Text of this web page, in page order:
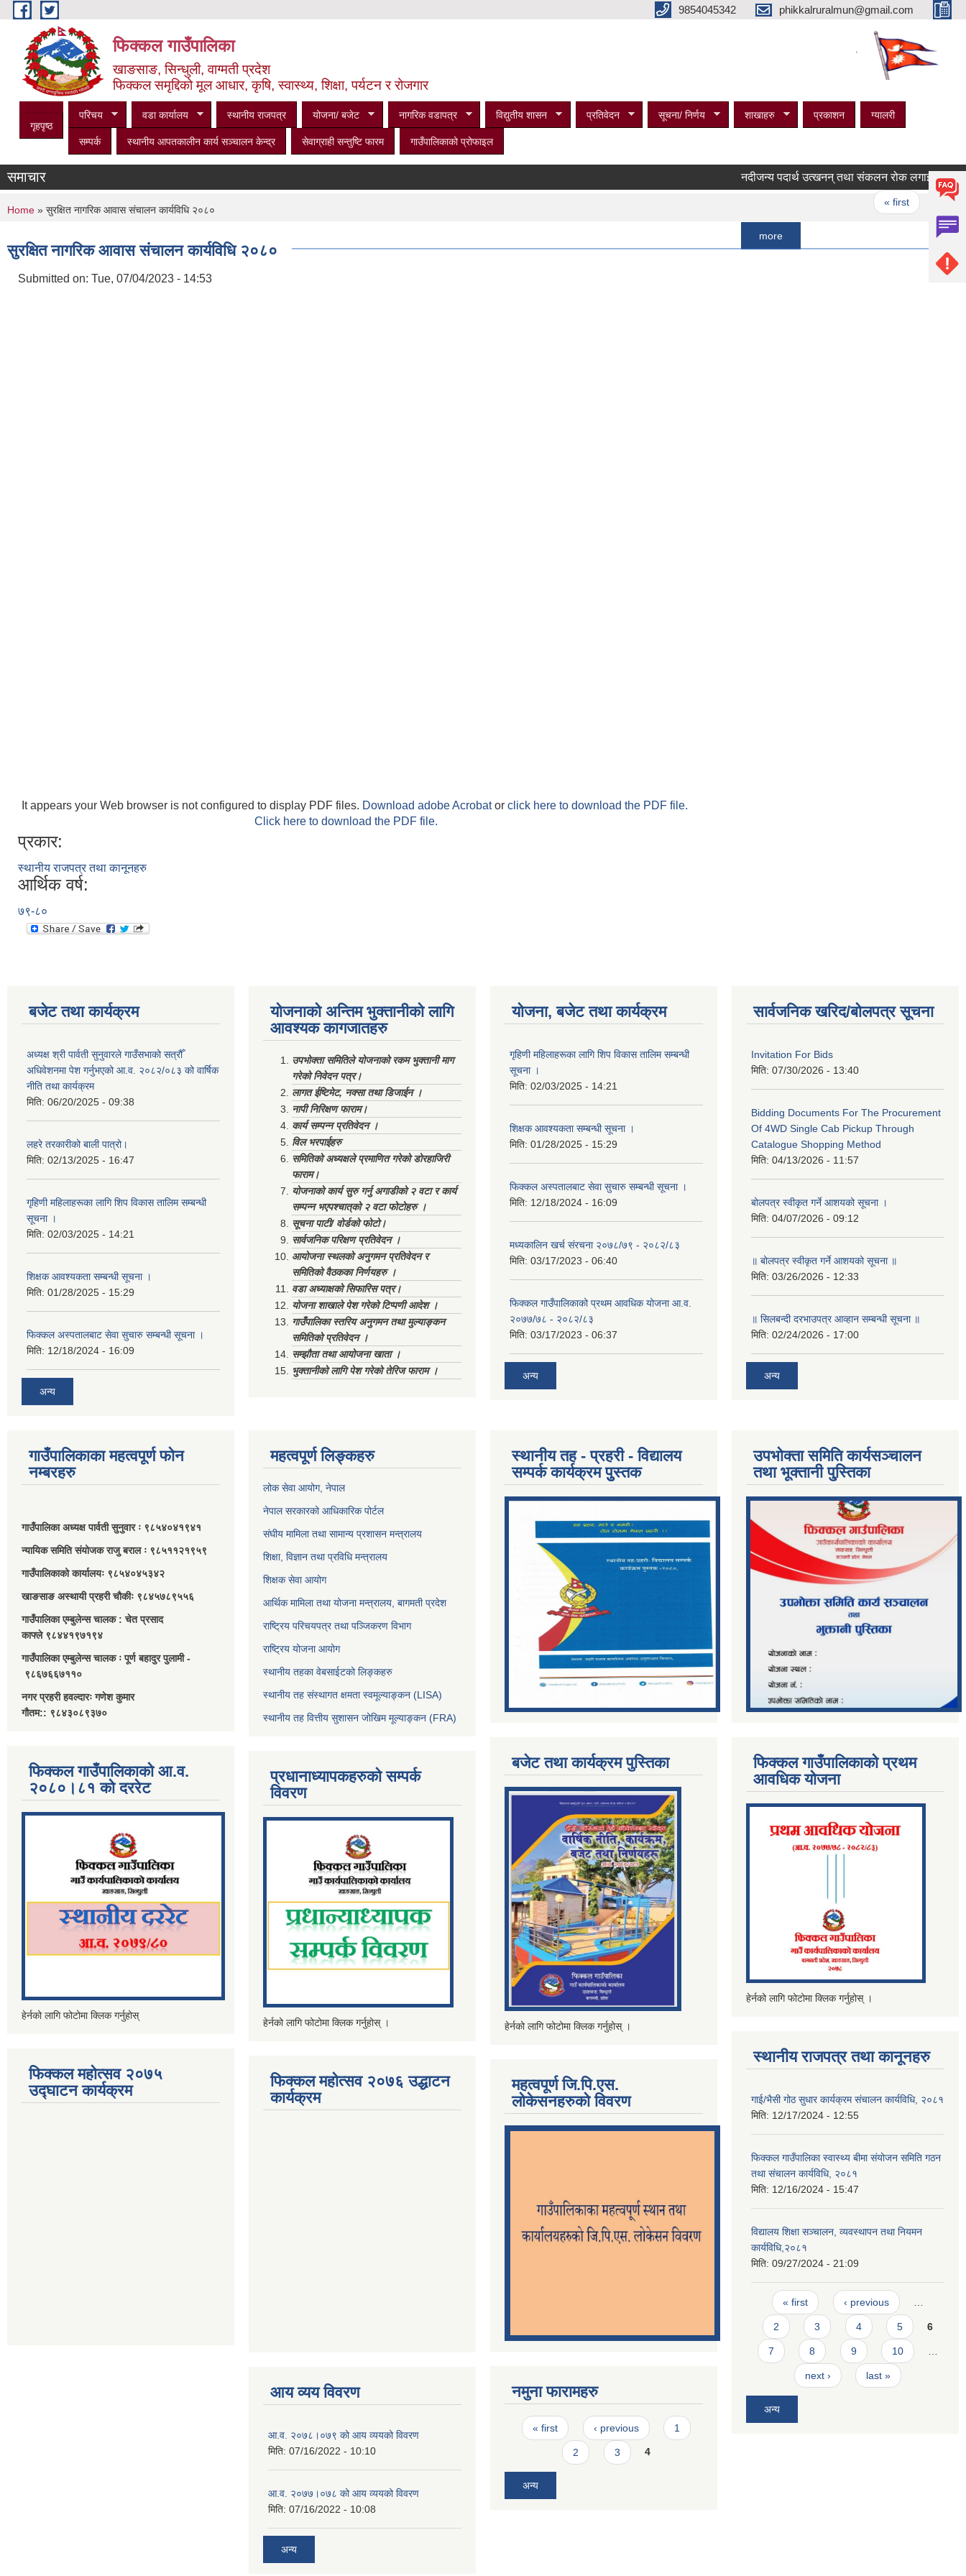
Skip to main content 9854045342 phikkalruralmun@gmail.com
फिक्कल गाउँपालिका
खाङसाङ, सिन्धुली, वाग्मती प्रदेश
फिक्कल समृद्दिको मूल आधार, कृषि, स्वास्थ्य, शिक्षा, पर्यटन र रोजगार
गृहपृष्ठ
परिचय वडा कार्यालय स्थानीय राजपत्र योजना/ बजेट नागरिक वडापत्र विद्युतीय शासन प्रतिवेदन सूचना/ निर्णय शाखाहरु प्रकाशन ग्यालरी
सम्पर्क स्थानीय आपतकालीन कार्य सञ्‍चालन केन्द्र सेवाग्राही सन्तुष्टि फारम गाउँपालिकाको प्रोफाइल
समाचार नदीजन्य पदार्थ उत्खनन् तथा संकलन रोक लगाइएको सम्बन्धी
‹ previous
You are here
Home » सुरक्षित नागरिक आवास संचालन कार्यविधि २०८०
सुरक्षित नागरिक आवास संचालन कार्यविधि २०८०
Submitted on: Tue, 07/04/2023 - 14:53
It appears your Web browser is not configured to display PDF files. Download adobe Acrobator click here to download the PDF file.
Click here to download the PDF file.
प्रकार:
स्थानीय राजपत्र तथा कानूनहरु
आर्थिक वर्ष:
७९-८०
बजेट तथा कार्यक्रम
अध्यक्ष श्री पार्वती सुनुवारले गाउँसभाको सत्रौँ
अधिवेशनमा पेश गर्नुभएको आ.व. २०८२/०८३ को वार्षिक
नीति तथा कार्यक्रम
मिति: 06/20/2025 - 09:38
लहरे तरकारीको बाली पात्रो।
मिति: 02/13/2025 - 16:47
गृहिणी महिलाहरूका लागि शिप विकास तालिम सम्बन्धी
सूचना ‌।
मिति: 02/03/2025 - 14:21
शिक्षक आवश्यकता सम्बन्धी सूचना ।
मिति: 01/28/2025 - 15:29
फिक्कल अस्पतालबाट सेवा सुचारु सम्बन्धी सूचना ।
मिति: 12/18/2024 - 16:09
अन्य
योजनाको अन्तिम भुक्तानीको लागि
आवश्यक कागजातहरु
उपभोक्ता समितिले योजनाको रकम भुक्तानी माग
गरेको निवेदन पत्र।
लागत ईष्टिमेट, नक्सा तथा डिजाईन ।
नापी निरिक्षण फाराम।
कार्य सम्पन्न प्रतिवेदन ।
विल भरपाईहरु
समितिको अध्यक्षले प्रमाणित गरेको डोरहाजिरी
फाराम।
योजनाको कार्य सुरु गर्नु अगाडीको २ वटा र कार्य
सम्पन्न भएपश्चात्‌को २ वटा फोटोहरु ।
सूचना पाटी/ वोर्डको फोटो।
सार्वजनिक परिक्षण प्रतिवेदन ।
आयोजना स्थलको अनुगमन प्रतिवेदन र
समितिको वैठकका निर्णयहरु ।
वडा अध्याक्षको सिफारिस पत्र।
योजना शाखाले पेश गरेको टिप्पणी आदेश ।
गाउँपालिका स्तरिय अनुगमन तथा मुल्याङ्कन
समितिको प्रतिवेदन ।
सम्झौता तथा आयोजना खाता ।
भुक्तानीको लागि पेश गरेको तेरिज फाराम ।
योजना, बजेट तथा कार्यक्रम
गृहिणी महिलाहरूका लागि शिप विकास तालिम सम्बन्धी
सूचना ‌।
मिति: 02/03/2025 - 14:21
शिक्षक आवश्यकता सम्बन्धी सूचना ।
मिति: 01/28/2025 - 15:29
फिक्कल अस्पतालबाट सेवा सुचारु सम्बन्धी सूचना ।
मिति: 12/18/2024 - 16:09
मध्यकालिन खर्च संरचना २०७८/७९ - २०८२/८३
मिति: 03/17/2023 - 06:40
फिक्कल गाउँपालिकाको प्रथम आवधिक योजना आ.व.
२०७७/७८ - २०८२/८३
मिति: 03/17/2023 - 06:37
अन्य
सार्वजनिक खरिद/बोलपत्र सूचना
Invitation For Bids
मिति: 07/30/2026 - 13:40
Bidding Documents For The Procurement
Of 4WD Single Cab Pickup Through
Catalogue Shopping Method
मिति: 04/13/2026 - 11:57
बोलपत्र स्वीकृत गर्ने आशयको सूचना ।
मिति: 04/07/2026 - 09:12
॥ बोलपत्र स्वीकृत गर्ने आशयको सूचना ॥
मिति: 03/26/2026 - 12:33
॥ सिलबन्दी दरभाउपत्र आव्हान सम्बन्धी सूचना ॥
मिति: 02/24/2026 - 17:00
अन्य
गाउँपालिकाका महत्वपूर्ण फोन
नम्बरहरु
गाउँपालिका अध्यक्ष पार्वती सुनुवार ः ९८५४०४१९४१
न्यायिक समिति संयोजक राजु बराल ः ९८५११२१९५९
गाउँपालिकाको कार्यालयः ९८५४०४५३४२
खाङसाङ अस्थायी प्रहरी चौकीः ९८४५७८९५५६
गाउँपालिका एम्बुलेन्स चालक : चेत प्रसाद
काफ्ले ९८४४१९७१९४
गाउँपालिका एम्बुलेन्स चालक ः पूर्ण बहादुर पुलामी -
९८६७६६७११०
नगर प्रहरी हवल्दारः गणेश कुमार
गौतम:: ९८४३०८९३७०
फिक्कल गाउँपालिकाको आ.व.
२०८०।८१ को दररेट
हेर्नको लागि फोटोमा क्लिक गर्नुहोस्
फिक्कल महोत्सव २०७५
उद्घाटन कार्यक्रम
महत्वपूर्ण लिङ्कहरु
लोक सेवा आयोग, नेपाल
नेपाल सरकारको आधिकारिक पोर्टल
संघीय मामिला तथा सामान्य प्रशासन मन्त्रालय
शिक्षा, विज्ञान तथा प्रविधि मन्त्रालय
शिक्षक सेवा आयोग
आर्थिक मामिला तथा योजना मन्त्रालय, बागमती प्रदेश
राष्ट्रिय परिचयपत्र तथा पञ्जिकरण विभाग
राष्ट्रिय योजना आयोग
स्थानीय तहका वेबसाईटको लिङ्कहरु
स्थानीय तह संस्थागत क्षमता स्वमूल्याङ्कन (LISA)
स्थानीय तह वित्तीय सुशासन जोखिम मूल्याङ्कन (FRA)
प्रधानाध्यापकहरुको सम्पर्क
विवरण
हेर्नको लागि फोटोमा क्लिक गर्नुहोस् ।
फिक्कल महोत्सव २०७६ उद्धाटन
कार्यक्रम
आय व्यय विवरण
आ.व. २०७८।०७९ को आय व्ययको विवरण
मिति: 07/16/2022 - 10:10
आ.व. २०७७।०७८ को आय व्ययको विवरण
मिति: 07/16/2022 - 10:08
अन्य
स्थानीय तह - प्रहरी - विद्यालय
सम्पर्क कार्यक्रम पुुस्तक
बजेट तथा कार्यक्रम पुस्तिका
हेर्नको लागि फोटोमा क्लिक गर्नुहोस् ।
महत्वपूर्ण जि.पि.एस.
लोकेसनहरुको विवरण
नमुना फारामहरु
Pages
« first ‹ previous 1
2 3 4
अन्य
उपभोक्ता समिति कार्यसञ्चालन
तथा भूक्तानी पु्स्तिका
फिक्कल गाउँपालिकाको प्रथम
आवधिक योजना
हेर्नको लागि फोटोमा क्लिक गर्नुहोस् ।
स्थानीय राजपत्र तथा कानूनहरु
गाई/भैसी गोठ सुधार कार्यक्रम संचालन कार्यविधि, २०८१
मिति: 12/17/2024 - 12:55
फिक्कल गाउँपालिका स्वास्थ्य बीमा संयोजन समिति गठन
तथा संचालन कार्यविधि, २०८१
मिति: 12/16/2024 - 15:47
विद्यालय शिक्षा सञ्चालन, व्यवस्थापन तथा नियमन
कार्यविधि,२०८१
मिति: 09/27/2024 - 21:09
Pages
« first ‹ previous
2 3 4 5 6
7 8 9 10
next › last »
अन्य